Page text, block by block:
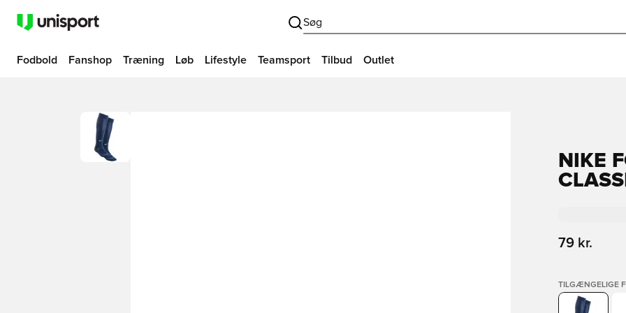
Søg
Fodbold Fanshop Træning Løb Lifestyle Teamsport Tilbud Outlet
NIKE
79 kr.
TILGÆNGELIGE